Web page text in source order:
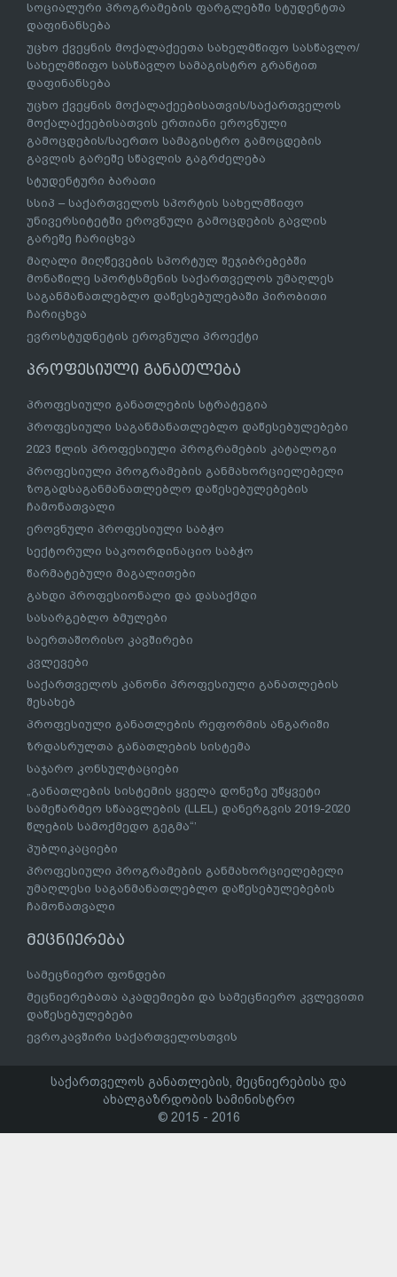
სოციალური პროგრამების ფარგლებში სტუდენტთა
დაფინანსება
უცხო ქვეყნის მოქალაქეეთა სახელმწიფო სასწავლო/
სახელმწიფო სასწავლო სამაგისტრო გრანტით
დაფინანსება
უცხო ქვეყნის მოქალაქეებისათვის/საქართველოს
მოქალაქეებისათვის ერთიანი ეროვნული
გამოცდების/საერთო სამაგისტრო გამოცდების
გავლის გარეშე სწავლის გაგრძელება
სტუდენტური ბარათი
სსიპ – საქართველოს სპორტის სახელმწიფო
უნივერსიტეტში ეროვნული გამოცდების გავლის
გარეშე ჩარიცხვა
მაღალი მიღწევების სპორტულ შეჯიბრებებში
მონაწილე სპორტსმენის საქართველოს უმაღლეს
საგანმანათლებლო დაწესებულებაში პირობითი
ჩარიცხვა
ევროსტუდნეტის ეროვნული პროექტი
პროფესიული განათლება
პროფესიული განათლების სტრატეგია
პროფესიული საგანმანათლებლო დაწესებულებები
2023 წლის პროფესიული პროგრამების კატალოგი
პროფესიული პროგრამების განმახორციელებელი
ზოგადსაგანმანათლებლო დაწესებულებების
ჩამონათვალი
ეროვნული პროფესიული საბჭო
სექტორული საკოორდინაციო საბჭო
წარმატებული მაგალითები
გახდი პროფესიონალი და დასაქმდი
სასარგებლო ბმულები
საერთაშორისო კავშირები
კვლევები
საქართველოს კანონი პროფესიული განათლების
შესახებ
პროფესიული განათლების რეფორმის ანგარიში
ზრდასრულთა განათლების სისტემა
საჯარო კონსულტაციები
„განათლების სისტემის ყველა დონეზე უწყვეტი
სამეწარმეო სწაავლების (LLEL) დანერგვის 2019-2020
წლების სამოქმედო გეგმა“’
პუბლიკაციები
პროფესიული პროგრამების განმახორციელებელი
უმაღლესი საგანმანათლებლო დაწესებულებების
ჩამონათვალი
მეცნიერება
სამეცნიერო ფონდები
მეცნიერებათა აკადემიები და სამეცნიერო კვლევითი
დაწესებულებები
ევროკავშირი საქართველოსთვის
საქართველოს განათლების, მეცნიერებისა და
ახალგაზრდობის სამინისტრო
© 2015 - 2016